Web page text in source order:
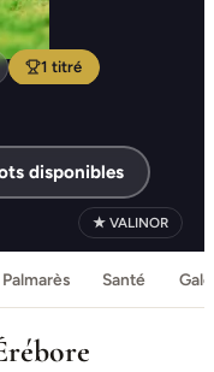
1 titré
disponibles
★ VALINOR
Palmarès Santé